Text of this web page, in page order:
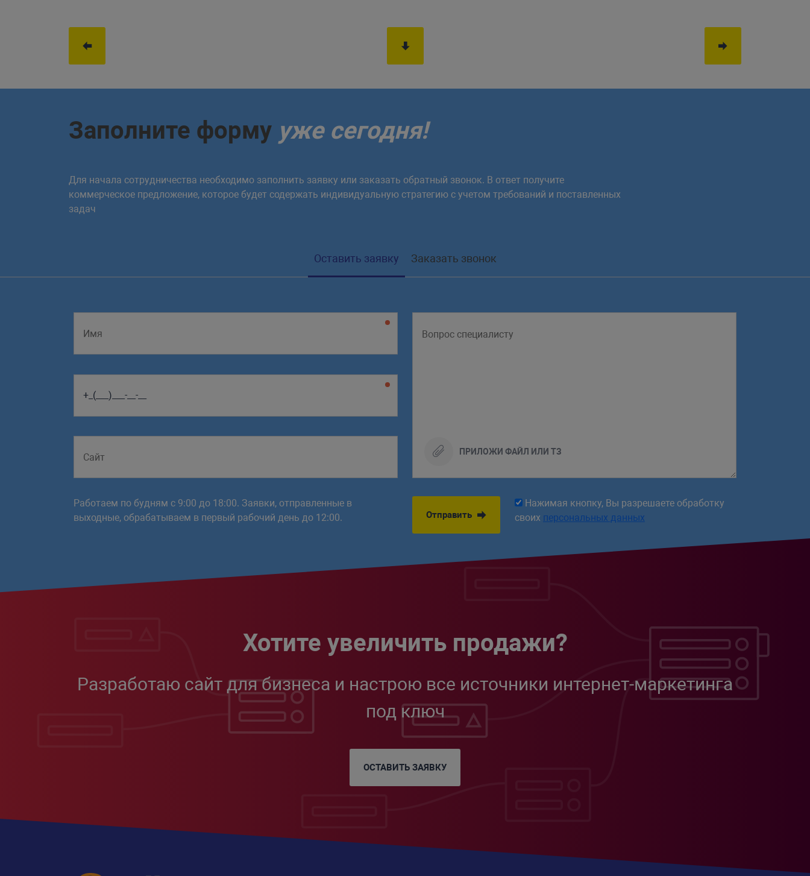
Заполните форму уже сегодня!
Для начала сотрудничества необходимо заполнить заявку или заказать обратный звонок. В ответ получите
коммерческое предложение, которое будет содержать индивидуальную стратегию с учетом требований и поставленных
задач
Оставить заявку Заказать звонок
ПРИЛОЖИ ФАЙЛ ИЛИ ТЗ
Работаем по будням с 9:00 до 18:00. Заявки, отправленные в
выходные, обрабатываем в первый рабочий день до 12:00.
Отправить
Нажимая кнопку, Вы разрешаете обработку
своих персональных данных
Хотите увеличить продажи?
Разработаю сайт для бизнеса и настрою все источники интернет-маркетинга
под ключ
ОСТАВИТЬ ЗАЯВКУ